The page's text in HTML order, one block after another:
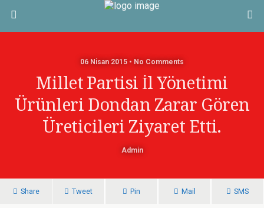
06 Nisan 2015 • No Comments
Millet Partisi İl Yönetimi
Ürünleri Dondan Zarar Gören
Üreticileri Ziyaret Etti.
Admin
Share Tweet Pin Mail SMS